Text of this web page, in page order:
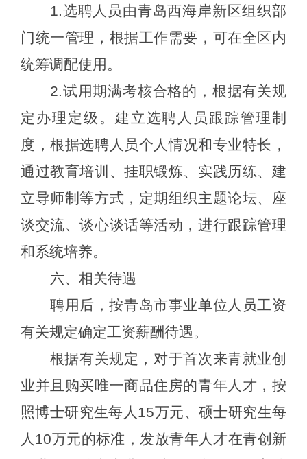
1.选聘人员由青岛西海岸新区组织部
门统一管理， 根据工作需要，可在全区内
统筹调配使用。
2.试用期满考核合格的，根据有关规
定办理定级。 建立选聘人员 跟踪管理制
度，根据选聘人员个人情况和专业特长，
通过教育培训、挂职锻炼、实践历练、建
立导师制等方式，定期组织主题论坛、座
谈交流、谈心谈话等活动，进行跟踪管理
和系统培养。
六、相关待遇
聘用后，按青岛市事业单位人员工资
有关规定确定工资薪酬待遇。
根据有关规定，对于首次来青就业创
业并且购买唯一商品住房的青年人才，按
照博士研究生每人15万元、硕士研究生每
人10万元的标准，发放青年人才在青创新